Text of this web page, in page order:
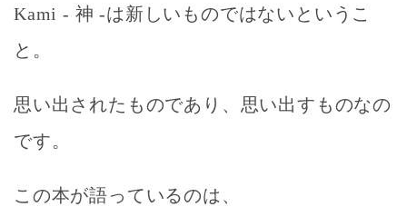
Kami - 神 -は新しいものではないというこ
と。
思い出されたものであり、思い出すものなの
です。
この本が語っているのは、